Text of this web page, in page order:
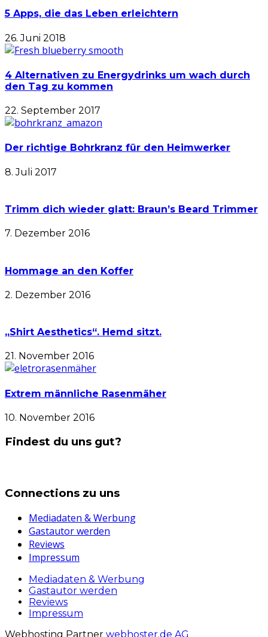
5 Apps, die das Leben erleichtern
26. Juni 2018
4 Alternativen zu Energydrinks um wach durch
den Tag zu kommen
22. September 2017
Der richtige Bohrkranz für den Heimwerker
8. Juli 2017
Trimm dich wieder glatt: Braun’s Beard Trimmer
7. Dezember 2016
Hommage an den Koffer
2. Dezember 2016
„Shirt Aesthetics“. Hemd sitzt.
21. November 2016
Extrem männliche Rasenmäher
10. November 2016
Findest du uns gut?
Connections zu uns
Mediadaten & Werbung
Gastautor werden
Reviews
Impressum
Mediadaten & Werbung
Gastautor werden
Reviews
Impressum
Webhosting Partner webhoster.de AG